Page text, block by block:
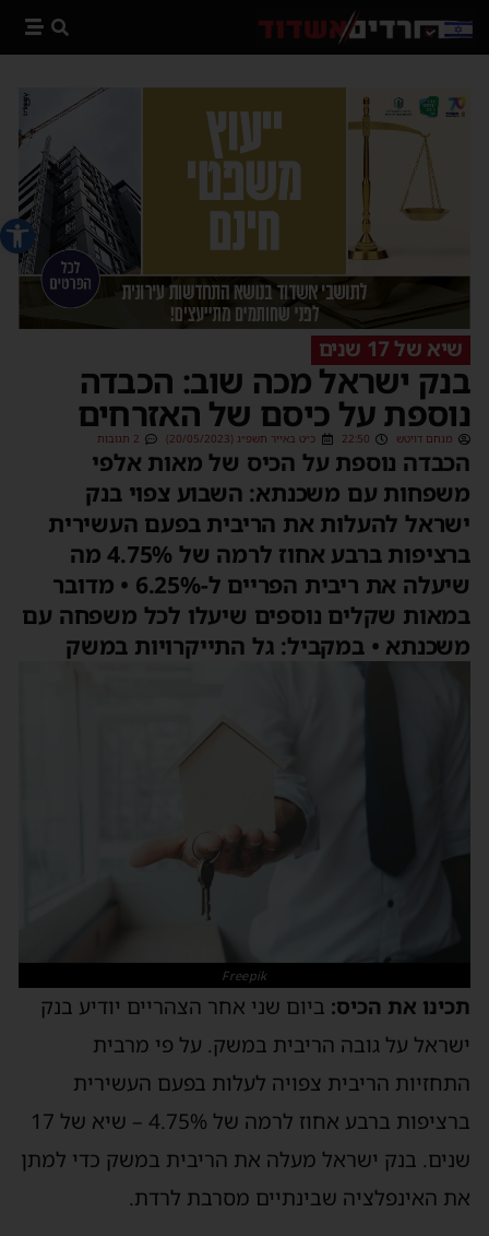
פתח
שיא של 17 שנים
בנק ישראל מכה שוב: הכבדה
נוספת על כיסם של האזרחים
מנחם דויטש 22:50 כ״ט באייר תשפ״ג (20/05/2023) 2 תגובות
הכבדה נוספת על הכיס של מאות אלפי
משפחות עם משכנתא: השבוע צפוי בנק
ישראל להעלות את הריבית בפעם העשירית
ברציפות ברבע אחוז לרמה של 4.75% מה
שיעלה את ריבית הפריים ל-6.25% • מדובר
במאות שקלים נוספים שיעלו לכל משפחה עם
משכנתא • במקביל: גל התייקרויות במשק
Freepik
תכינו את הכיס: ביום שני אחר הצהריים יודיע בנק
ישראל על גובה הריבית במשק. על פי מרבית
התחזיות הריבית צפויה לעלות בפעם העשירית
ברציפות ברבע אחוז לרמה של 4.75% – שיא של 17
שנים. בנק ישראל מעלה את הריבית במשק כדי למתן
את האינפלציה שבינתיים מסרבת לרדת.